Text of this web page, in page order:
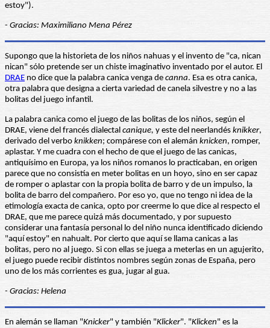
estoy").
- Gracias: Maximiliano Mena Pérez
Supongo que la historieta de los niños nahuas y el invento de "ca, nican
nican" sólo pretende ser un chiste imaginativo inventado por el autor. El
DRAE no dice que la palabra canica venga de canna. Esa es otra canica,
otra palabra que designa a cierta variedad de canela silvestre y no a las
bolitas del juego infantil.
La palabra canica como el juego de las bolitas de los niños, según el
DRAE, viene del francés dialectal canique, y este del neerlandés knikker,
derivado del verbo knikken; compárese con el alemán knicken, romper,
aplastar. Y me cuadra con el hecho de que el juego de las canicas,
antiquísimo en Europa, ya los niños romanos lo practicaban, en origen
parece que no consistía en meter bolitas en un hoyo, sino en ser capaz
de romper o aplastar con la propia bolita de barro y de un impulso, la
bolita de barro del compañero. Por eso yo, que no tengo ni idea de la
etimología exacta de canica, opto por creerme lo que dice al respecto el
DRAE, que me parece quizá más documentado, y por supuesto
considerar una fantasía personal lo del niño nunca identificado diciendo
"aquí estoy" en nahualt. Por cierto que aquí se llama canicas a las
bolitas, pero no al juego. Si con ellas se juega a meterlas en un agujerito,
el juego puede recibir distintos nombres según zonas de España, pero
uno de los más corrientes es gua, jugar al gua.
- Gracias: Helena
En alemán se llaman "Knicker" y también "Klicker". "Klicken" es la